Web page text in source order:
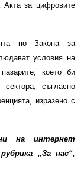
Акта за цифровите
по Закона за
условия на
което би
съгласно
изразено с
на интернет
„За нас“,